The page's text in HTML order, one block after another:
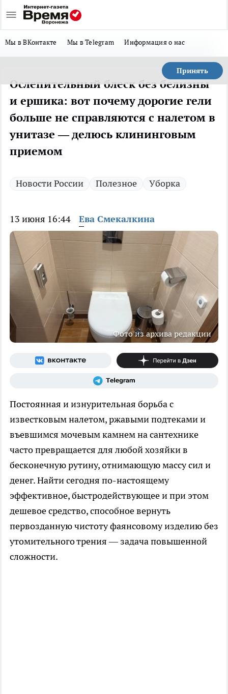
Мы в ВКонтакте Мы в Telegram Информация о нас
Принять
Ослепительный блеск без белизны
и ершика: вот почему дорогие гели
больше не справляются с налетом в
унитазе — делюсь клининговым
приемом
Новости России Полезное Уборка
13 июня 16:44 Ева Смекалкина
Фото из архива редакции
Постоянная и изнурительная борьба с
известковым налетом, ржавыми подтеками и
въевшимся мочевым камнем на сантехнике
часто превращается для любой хозяйки в
бесконечную рутину, отнимающую массу сил и
денег. Найти сегодня по-настоящему
эффективное, быстродействующее и при этом
дешевое средство, способное вернуть
первозданную чистоту фаянсовому изделию без
утомительного трения — задача повышенной
сложности.